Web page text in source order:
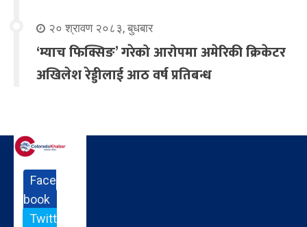
२० श्रावण २०८३, बुधबार
‘म्याच फिक्सिङ’ गरेको आरोपमा अमेरिकी क्रिकेटर
अखिलेश रेड्डीलाई आठ वर्ष प्रतिबन्ध
Face
book
Twitt